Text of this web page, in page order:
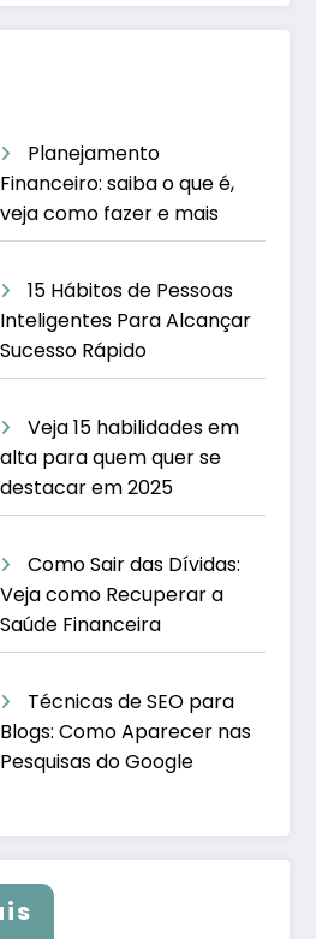
Planejamento
Financeiro: saiba o que é,
veja como fazer e mais
15 Hábitos de Pessoas
Inteligentes Para Alcançar
Sucesso Rápido
Veja 15 habilidades em
alta para quem quer se
destacar em 2025
Como Sair das Dívidas:
Veja como Recuperar a
Saúde Financeira
Técnicas de SEO para
Blogs: Como Aparecer nas
Pesquisas do Google